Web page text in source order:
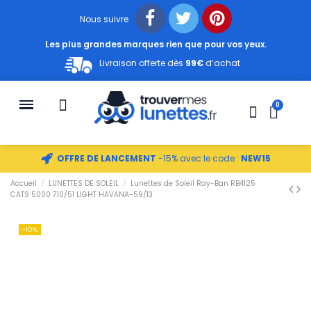
Nous suivre
Les plus grandes marques rien que pour vos yeux.
Livraison offerte dès 99€d’achat
OFFRE DE LANCEMENT -15% avec le code : NEW15
Accueil LUNETTES DE SOLEIL
Lunettes de Soleil Ray-Ban RB4125
CATS 5000 710/51 LIGHT HAVANA-59/13
-10%